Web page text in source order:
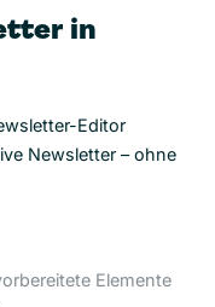
in
Editor
Newsletter – ohne
Elemente